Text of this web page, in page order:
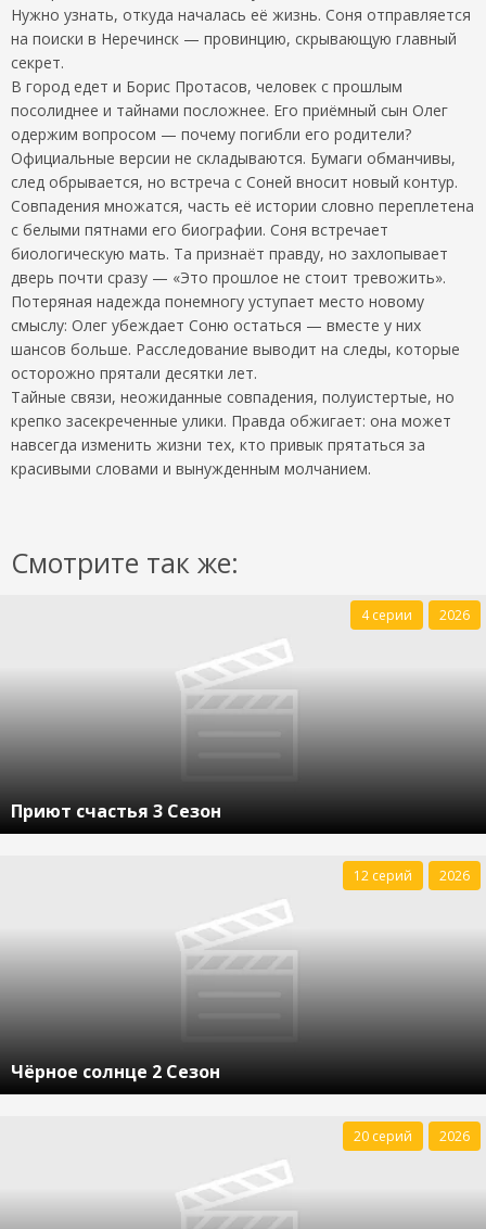
Нужно узнать, откуда началась её жизнь. Соня отправляется
на поиски в Неречинск — провинцию, скрывающую главный
секрет.
В город едет и Борис Протасов, человек с прошлым
посолиднее и тайнами посложнее. Его приёмный сын Олег
одержим вопросом — почему погибли его родители?
Официальные версии не складываются. Бумаги обманчивы,
след обрывается, но встреча с Соней вносит новый контур.
Совпадения множатся, часть её истории словно переплетена
с белыми пятнами его биографии. Соня встречает
биологическую мать. Та признаёт правду, но захлопывает
дверь почти сразу — «Это прошлое не стоит тревожить».
Потеряная надежда понемногу уступает место новому
смыслу: Олег убеждает Соню остаться — вместе у них
шансов больше. Расследование выводит на следы, которые
осторожно прятали десятки лет.
Тайные связи, неожиданные совпадения, полуистертые, но
крепко засекреченные улики. Правда обжигает: она может
навсегда изменить жизни тех, кто привык прятаться за
красивыми словами и вынужденным молчанием.
Смотрите так же:
Приют счастья 3 Сезон
4 серии 2026
Чёрное солнце 2 Сезон
12 серий 2026
20 серий 2026